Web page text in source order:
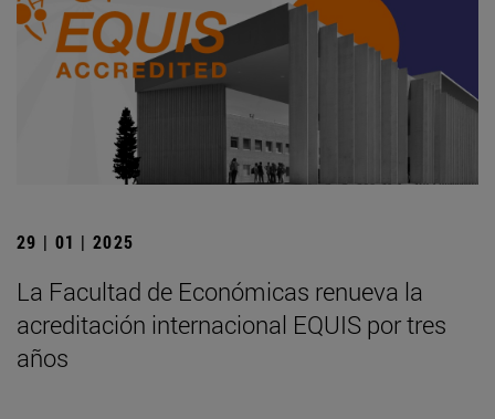
29 | 01 | 2025
La Facultad de Económicas renueva la
acreditación internacional EQUIS por tres
años